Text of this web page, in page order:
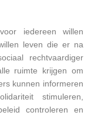
iedereen willen
leven die er na
rechtvaardiger
ruimte krijgen om
kunnen informeren
stimuleren,
controleren en